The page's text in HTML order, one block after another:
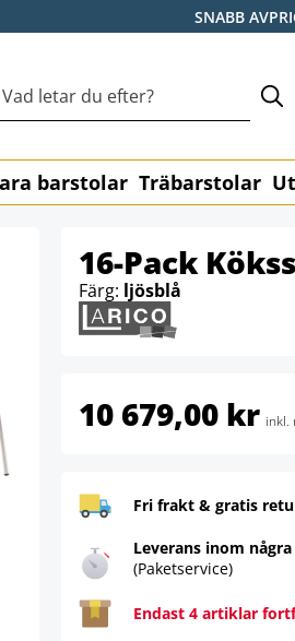
SNABB
barstolar Träbarstolar
16-Pack
Färg: ljösblå
10 679,00 kr inkl.
Fri frakt & gratis
Leverans inom
(Paketservice)
Endast 4 artiklar